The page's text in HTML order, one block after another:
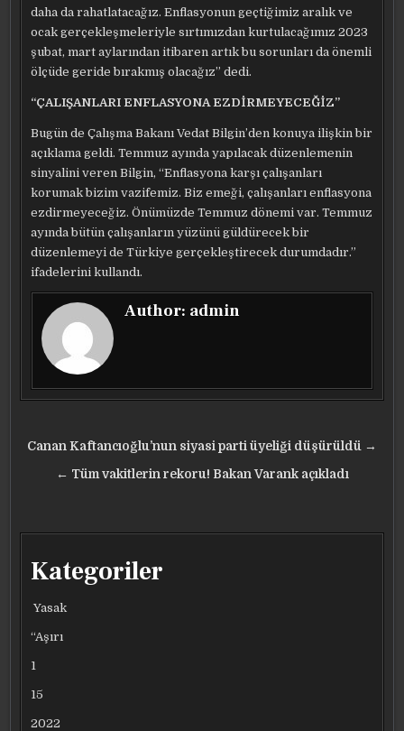
daha da rahatlatacağız. Enflasyonun geçtiğimiz aralık ve
ocak gerçekleşmeleriyle sırtımızdan kurtulacağımız 2023
şubat, mart aylarından itibaren artık bu sorunları da önemli
ölçüde geride bırakmış olacağız” dedi.
“ÇALIŞANLARI ENFLASYONA EZDİRMEYECEĞİZ”
Bugün de Çalışma Bakanı Vedat Bilgin’den konuya ilişkin bir
açıklama geldi. Temmuz ayında yapılacak düzenlemenin
sinyalini veren Bilgin, “Enflasyona karşı çalışanları
korumak bizim vazifemiz. Biz emeği, çalışanları enflasyona
ezdirmeyeceğiz. Önümüzde Temmuz dönemi var. Temmuz
ayında bütün çalışanların yüzünü güldürecek bir
düzenlemeyi de Türkiye gerçekleştirecek durumdadır.”
ifadelerini kullandı.
Author: admin
Yazı
gezinmesi
Canan Kaftancıoğlu’nun siyasi parti üyeliği düşürüldü →
← Tüm vakitlerin rekoru! Bakan Varank açıkladı
Kategoriler
Yasak
“Aşırı
1
15
2022